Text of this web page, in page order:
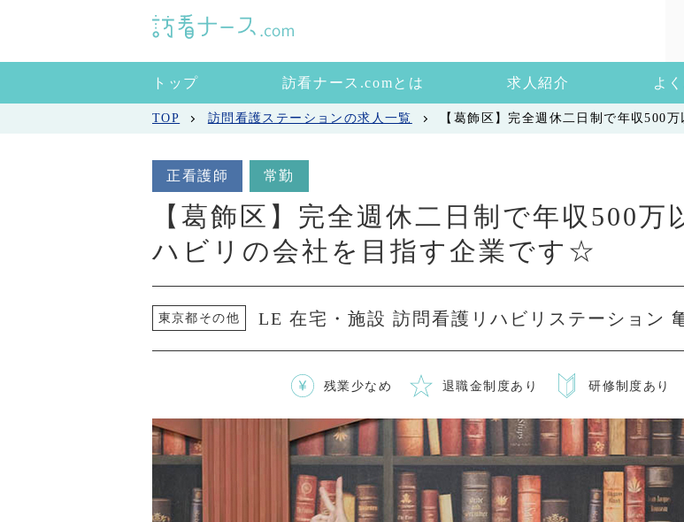
トップ 訪看ナース.comとは 求人紹介 よ
TOP 訪問看護ステーションの求人一覧 【葛飾区】完全週休二日制で年収500
正看護師 常勤
【葛飾区】完全週休二日制で年収500万
ハビリの会社を目指す企業です☆
東京都その他 LE 在宅・施設 訪問看護リハビリステーション
残業少なめ 退職金制度あり 研修制度あり